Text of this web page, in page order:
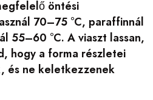
öntési
70–75 °C, paraffinnál
55–60 °C. A viaszt lassan,
hogy a forma részletei
és ne keletkezzenek